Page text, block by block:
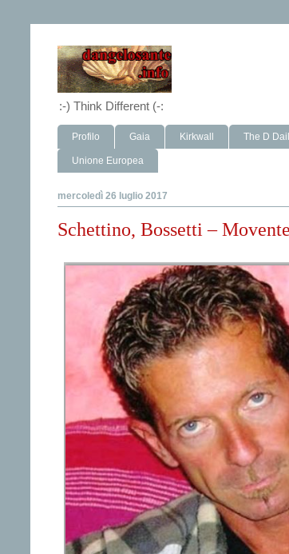
:-) Think Different (-:
Profilo Gaia Kirkwall The D
Unione Europea
mercoledì 26 luglio 2017
Schettino, Bossetti –